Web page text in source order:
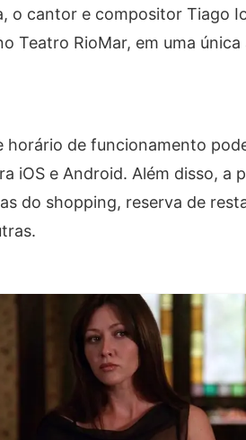
o cantor e compositor Tiago
Teatro RioMar, em uma
horário de funcionamento
iOS e Android. Além disso, a
do shopping, reserva de